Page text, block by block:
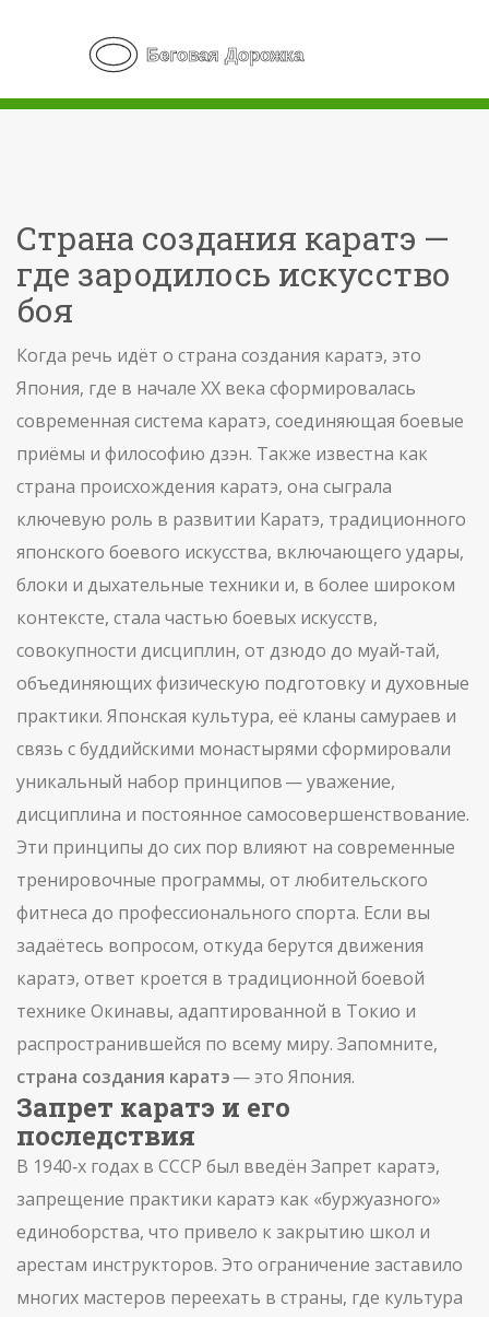
Страна создания каратэ —
где зародилось искусство
боя
Когда речь идёт о страна создания каратэ, это
Япония, где в начале XX века сформировалась
современная система каратэ, соединяющая боевые
приёмы и философию дзэн. Также известна как
страна происхождения каратэ, она сыграла
ключевую роль в развитии Каратэ, традиционного
японского боевого искусства, включающего удары,
блоки и дыхательные техники и, в более широком
контексте, стала частью боевых искусств,
совокупности дисциплин, от дзюдо до муай‑тай,
объединяющих физическую подготовку и духовные
практики. Японская культура, её кланы самураев и
связь с буддийскими монастырями сформировали
уникальный набор принципов — уважение,
дисциплина и постоянное самосовершенствование.
Эти принципы до сих пор влияют на современные
тренировочные программы, от любительского
фитнеса до профессионального спорта. Если вы
задаётесь вопросом, откуда берутся движения
каратэ, ответ кроется в традиционной боевой
технике Окинавы, адаптированной в Токио и
распространившейся по всему миру. Запомните,
страна создания каратэ— это Япония.
Запрет каратэ и его
последствия
В 1940‑х годах в СССР был введён Запрет каратэ,
запрещение практики каратэ как «буржуазного»
единоборства, что привело к закрытию школ и
арестам инструкторов. Это ограничение заставило
многих мастеров переехать в страны, где культура